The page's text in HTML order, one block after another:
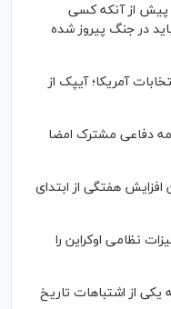
پیش از آنکه کسی
در جنگ پیروز شده
آمریکا؛ آیپک از
دفاعی مشترک امضا
هفتگی از ابتدای
نظامی اوکراین را
یکی از اشتباهات تاریخ